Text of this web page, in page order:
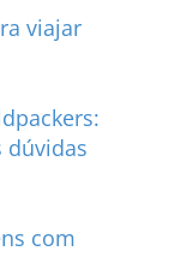
viajar
dúvidas
com